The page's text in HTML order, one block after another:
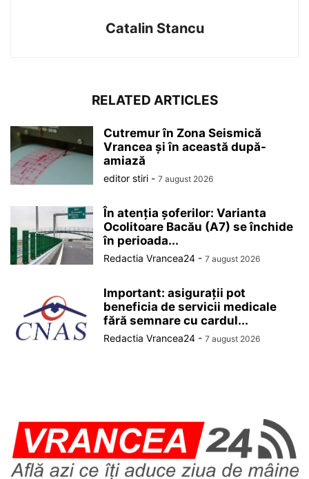
Catalin Stancu
RELATED ARTICLES
Cutremur în Zona Seismică
Vrancea și în această după-
amiază
editor stiri - 7 august 2026
În atenția șoferilor: Varianta
Ocolitoare Bacău (A7) se închide
în perioada...
Redactia Vrancea24 - 7 august 2026
Important: asigurații pot
beneficia de servicii medicale
fără semnare cu cardul...
Redactia Vrancea24 - 7 august 2026